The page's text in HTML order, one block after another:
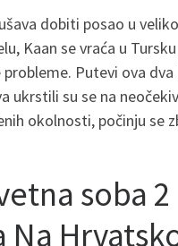
dobiti posao u
Kaan se vraća u
Putevi ova dva
ukrstili su se na
okolnosti, počinju se
soba 2
Na